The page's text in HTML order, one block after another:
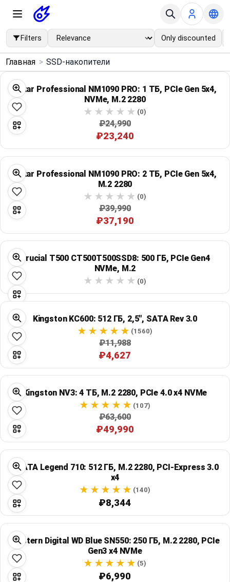
Filters Only discounted
Menu ×
Home
Search
Price Drops
Categories
Brands
Global Price Tracker
Blog
Compare
Plans & Pricing
Log in
Главная > SSD-накопители
Lexar Professional NM1090 PRO: 1 ТБ, PCIe Gen 5x4,
NVMe, M.2 2280
(0)
₽24,990
₽23,240
Lexar Professional NM1090 PRO: 2 ТБ, PCIe Gen 5x4,
M.2 2280
(0)
₽39,990
₽37,190
Crucial T500 CT500T500SSD8: 500 ГБ, PCIe Gen4
NVMe, M.2
(0)
Kingston KC600: 512 ГБ, 2,5", SATA Rev 3.0
(1560)
₽11,988
₽4,627
Kingston NV3: 4 ТБ, M.2 2280, PCIe 4.0 x4 NVMe
(107)
₽63,600
₽49,990
ADATA Legend 710: 512 ГБ, M.2 2280, PCI-Express 3.0
x4
(140)
₽8,344
Western Digital WD Blue SN550: 250 ГБ, M.2 2280, PCIe
Gen3 x4 NVMe
(5)
₽6,990